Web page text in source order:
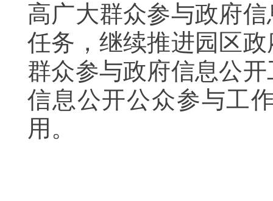
高广大群众参与政府
任务，继续推进园区
群众参与政府信息公
信息公开公众参与工
用。